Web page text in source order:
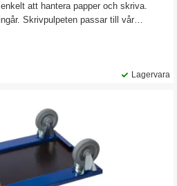
att hantera papper och skriva.
Skrivpulpeten passar till vår
vagnar. Monteras enkelt på
Lagervara